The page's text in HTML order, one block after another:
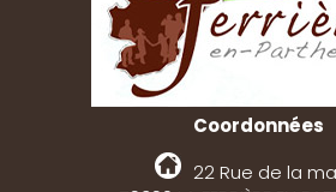
Coordonnées
22 Rue de la